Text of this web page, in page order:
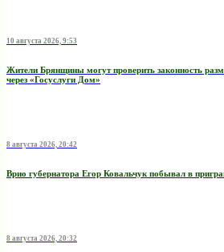
10 августа 2026, 9:53
Жители Брянщины могут проверить законность
через «Госуслуги Дом»
8 августа 2026, 20:42
Врио губернатора Егор Ковальчук побывал в
8 августа 2026, 20:32